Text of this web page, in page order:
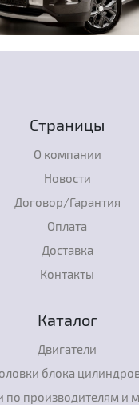
Страницы
О компании
Новости
Договор/Гарантия
Оплата
Доставка
Контакты
Каталог
Двигатели
блока
по производителям и